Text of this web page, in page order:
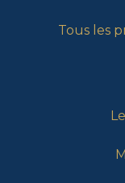
Tous les